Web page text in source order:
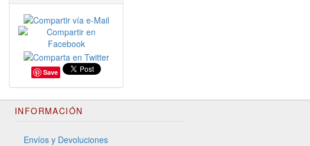
Save
INFORMACIÓN
Envíos y Devoluciones